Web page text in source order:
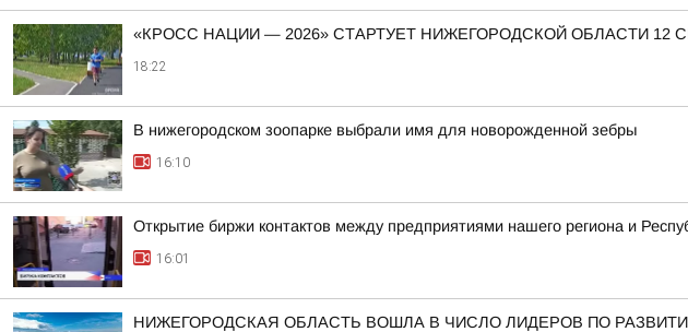
«КРОСС НАЦИИ — 2026» СТАРТУЕТ НИЖЕГОРОДСКОЙ ОБЛАСТИ 12
18:22
В нижегородском зоопарке выбрали имя для новорожденной зебры
16:10
Открытие биржи контактов между предприятиями нашего региона и
16:01
НИЖЕГОРОДСКАЯ ОБЛАСТЬ ВОШЛА В ЧИСЛО ЛИДЕРОВ ПО